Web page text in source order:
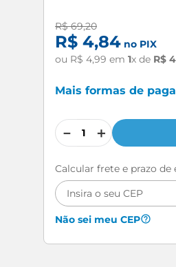
R$ 69,20
R$ 4,84 no PIX
ou R$ 4,99 em 1x de R$ 4
Mais formas de
＋
－
Calcular frete e prazo de
Não sei meu CEP